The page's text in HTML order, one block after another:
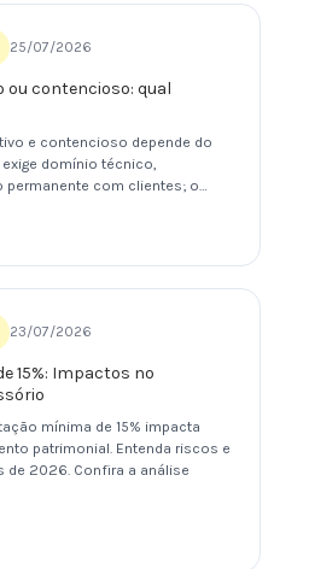
25/07/2026
contencioso: qual
e contencioso depende do
domínio técnico,
com clientes; o…
23/07/2026
15%: Impactos no
mínima de 15% impacta
patrimonial. Entenda riscos e
de 2026. Confira a análise